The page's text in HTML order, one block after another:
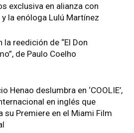
exclusiva en alianza con
y la enóloga Lulú Martínez
la reedición de “El Don
de Paulo Coelho
Henao deslumbra en ‘COOLIE’,
en inglés que
su Premiere en el Miami Film